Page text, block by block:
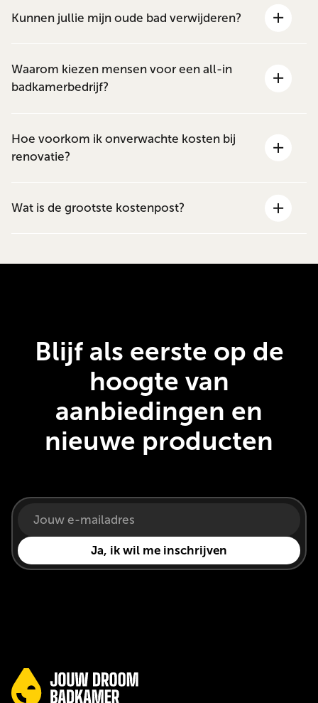
Kunnen jullie mijn oude bad verwijderen?
Waarom kiezen mensen voor een all-in
badkamerbedrijf?
Hoe voorkom ik onverwachte kosten bij
renovatie?
Wat is de grootste kostenpost?
Blijf als eerste op de
hoogte van
aanbiedingen en
nieuwe producten